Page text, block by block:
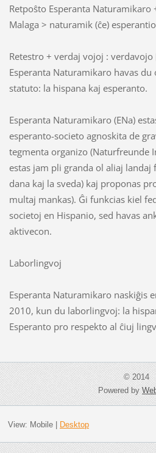
Retpoŝto Esperanta
Malaga > naturamik (ĉe)
Retestro + verdaj vojoj :
Esperanta Naturamikaro havas
statuto: la hispana kaj esperanto.
Esperanta Naturamikaro (ENa)
esperanto-societo agnoskita de
tegmenta organizo (Naturfreunde
estas jam pli granda ol aliaj landaj
dana kaj la sveda) kaj proponas
multaj mankas). Ĝi funkcias kiel
societoj en Hispanio, sed havas
aktivecon.
Laborlingvoj
Esperanta Naturamikaro naskiĝis
2010, kun du laborlingvoj: la
Esperanto pro respekto al ĉiuj
© 2014
Powered by
View: Mobile| Desktop